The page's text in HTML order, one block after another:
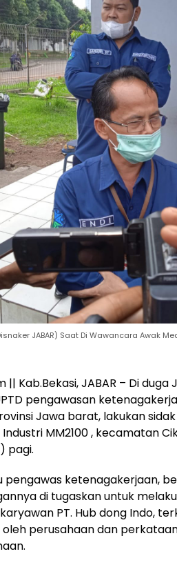
JABAR) Saat Di Wawancara Awak
|| Kab.Bekasi, JABAR – Di
pengawasan
Jawa barat, lakukan sidak
MM2100 , kecamatan
pagi.
pengawas ketenagakerjaan,
di tugaskan untuk
PT. Hub dong Indo,
perusahaan dan
Peristiwa
Viral…! Seorang
Kakek Diduga
Tunawisma
Dikeluhkan
Turun dari
TransJakarta
Karena Bau
Badan
Hukum
Hasil